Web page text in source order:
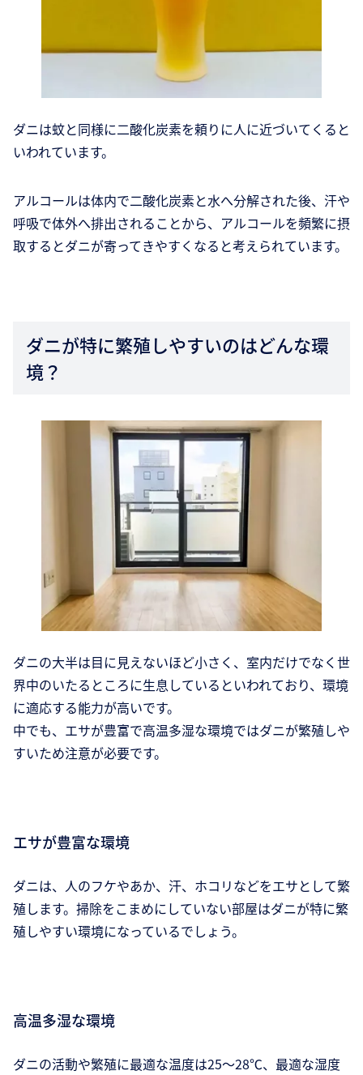
ダニは蚊と同様に二酸化炭素を頼りに人に近づいてくると
いわれています。
アルコールは体内で二酸化炭素と水へ分解された後、汗や
呼吸で体外へ排出されることから、アルコールを頻繁に摂
取するとダニが寄ってきやすくなると考えられています。
ダニが特に繁殖しやすいのはどんな環
境？
ダニの大半は目に見えないほど小さく、室内だけでなく世
界中のいたるところに生息しているといわれており、環境
に適応する能力が高いです。
中でも、エサが豊富で高温多湿な環境ではダニが繁殖しや
すいため注意が必要です。
エサが豊富な環境
ダニは、人のフケやあか、汗、ホコリなどをエサとして繁
殖します。掃除をこまめにしていない部屋はダニが特に繁
殖しやすい環境になっているでしょう。
高温多湿な環境
ダニの活動や繁殖に最適な温度は25～28℃、最適な湿度